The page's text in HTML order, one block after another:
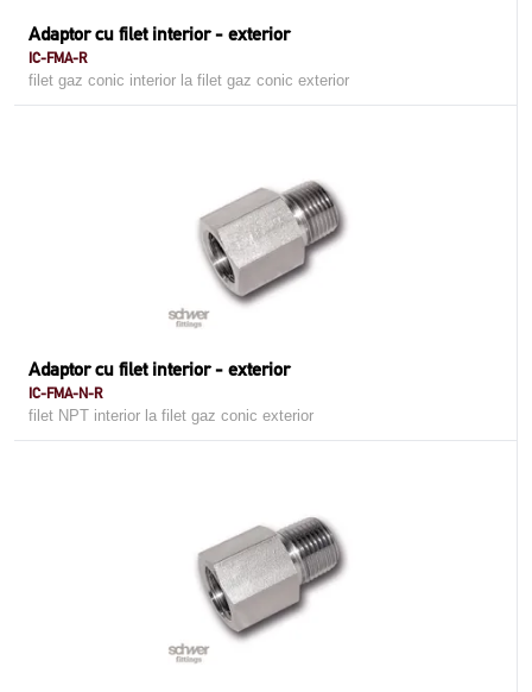
Adaptor cu filet interior - exterior
IC-FMA-R
filet gaz conic interior la filet gaz conic exterior
Adaptor cu filet interior - exterior
IC-FMA-N-R
filet NPT interior la filet gaz conic exterior